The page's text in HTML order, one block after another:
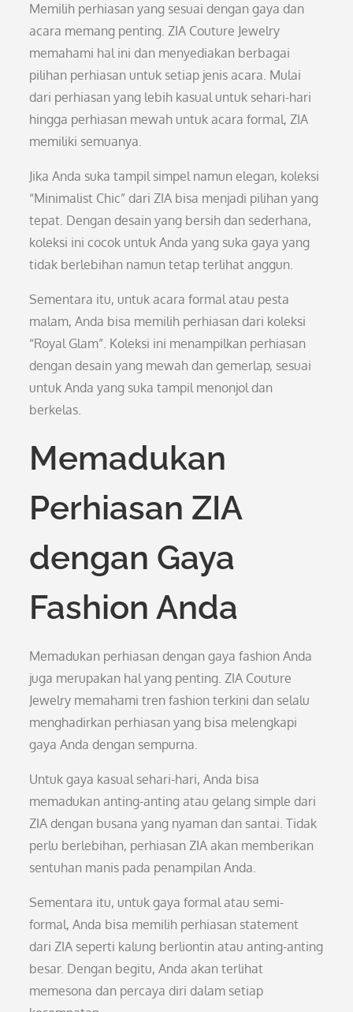
Memilih perhiasan yang sesuai dengan gaya dan
acara memang penting. ZIA Couture Jewelry
memahami hal ini dan menyediakan berbagai
pilihan perhiasan untuk setiap jenis acara. Mulai
dari perhiasan yang lebih kasual untuk sehari-hari
hingga perhiasan mewah untuk acara formal, ZIA
memiliki semuanya.
Jika Anda suka tampil simpel namun elegan, koleksi
“Minimalist Chic” dari ZIA bisa menjadi pilihan yang
tepat. Dengan desain yang bersih dan sederhana,
koleksi ini cocok untuk Anda yang suka gaya yang
tidak berlebihan namun tetap terlihat anggun.
Sementara itu, untuk acara formal atau pesta
malam, Anda bisa memilih perhiasan dari koleksi
“Royal Glam”. Koleksi ini menampilkan perhiasan
dengan desain yang mewah dan gemerlap, sesuai
untuk Anda yang suka tampil menonjol dan
berkelas.
Memadukan
Perhiasan ZIA
dengan Gaya
Fashion Anda
Memadukan perhiasan dengan gaya fashion Anda
juga merupakan hal yang penting. ZIA Couture
Jewelry memahami tren fashion terkini dan selalu
menghadirkan perhiasan yang bisa melengkapi
gaya Anda dengan sempurna.
Untuk gaya kasual sehari-hari, Anda bisa
memadukan anting-anting atau gelang simple dari
ZIA dengan busana yang nyaman dan santai. Tidak
perlu berlebihan, perhiasan ZIA akan memberikan
sentuhan manis pada penampilan Anda.
Sementara itu, untuk gaya formal atau semi-
formal, Anda bisa memilih perhiasan statement
dari ZIA seperti kalung berliontin atau anting-anting
besar. Dengan begitu, Anda akan terlihat
memesona dan percaya diri dalam setiap